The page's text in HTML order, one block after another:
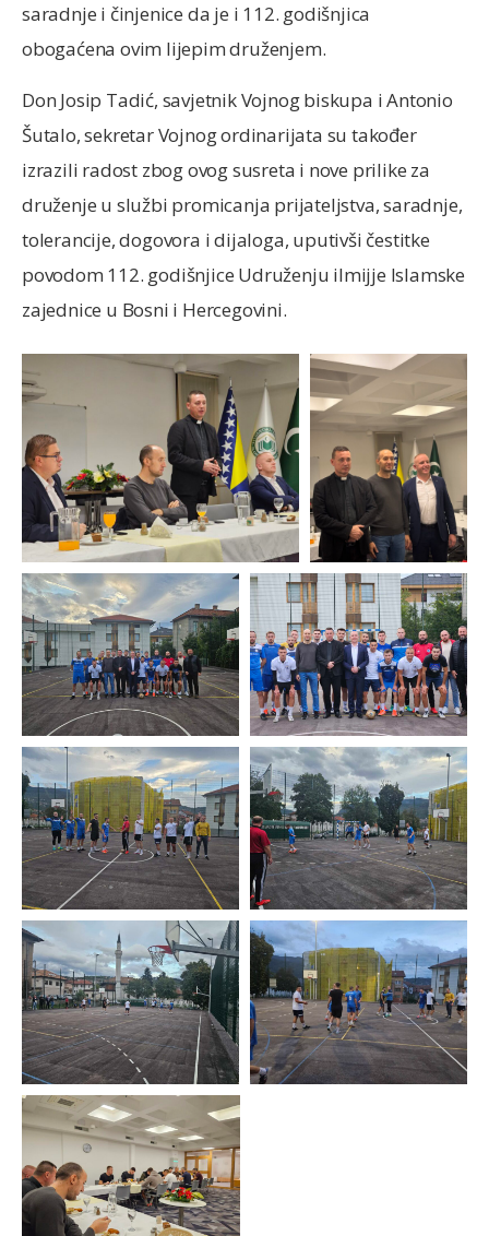
saradnje i činjenice da je i 112. godišnjica
obogaćena ovim lijepim druženjem.
Don Josip Tadić, savjetnik Vojnog biskupa i Antonio
Šutalo, sekretar Vojnog ordinarijata su također
izrazili radost zbog ovog susreta i nove prilike za
druženje u službi promicanja prijateljstva, saradnje,
tolerancije, dogovora i dijaloga, uputivši čestitke
povodom 112. godišnjice Udruženju ilmijje Islamske
zajednice u Bosni i Hercegovini.